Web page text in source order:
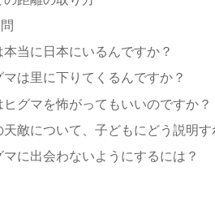
本当に日本にいるんですか？
マは里に下りてくるんですか？
ヒグマを怖がってもいいのですか？
天敵について、子どもにどう説明す
マに出会わないようにするには？